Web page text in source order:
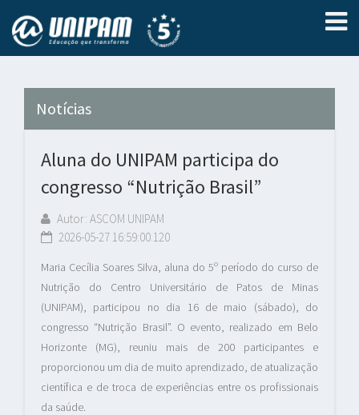
Notícias
Aluna do UNIPAM participa do
congresso “Nutrição Brasil”
Autor: ASCOM UNIPAM
2026-05-27 16:59:00.120
Maria Cecília Soares Silva, aluna do 5º período do curso de
Nutrição do Centro Universitário de Patos de Minas
(UNIPAM), participou no dia 16 de maio (sábado), do
congresso “Nutrição Brasil”. O evento, realizado em Belo
Horizonte (MG), reuniu mais de 200 participantes e
proporcionou um dia de muito aprendizado, de atualização
científica e de troca de experiências entre os profissionais
da saúde.